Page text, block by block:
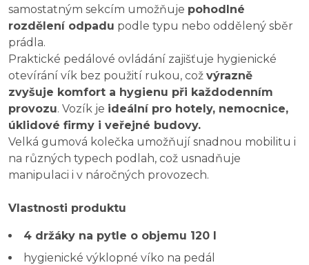
samostatným sekcím umožňuje pohodlné
rozdělení odpadu podle typu nebo oddělený sběr
prádla.
Praktické pedálové ovládání zajišťuje hygienické
otevírání vík bez použití rukou, což výrazně
zvyšuje komfort a hygienu při každodenním
provozu. Vozík je ideální pro hotely, nemocnice,
úklidové firmy i veřejné budovy.
Velká gumová kolečka umožňují snadnou mobilitu i
na různých typech podlah, což usnadňuje
manipulaci i v náročných provozech.
Vlastnosti produktu
4 držáky na pytle o objemu 120 l
hygienické výklopné víko na pedál